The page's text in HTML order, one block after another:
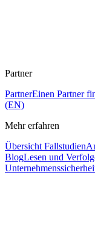
Partner
PartnerEinen Partner
(EN)
Mehr erfahren
Übersicht Fallstudien
BlogLesen und